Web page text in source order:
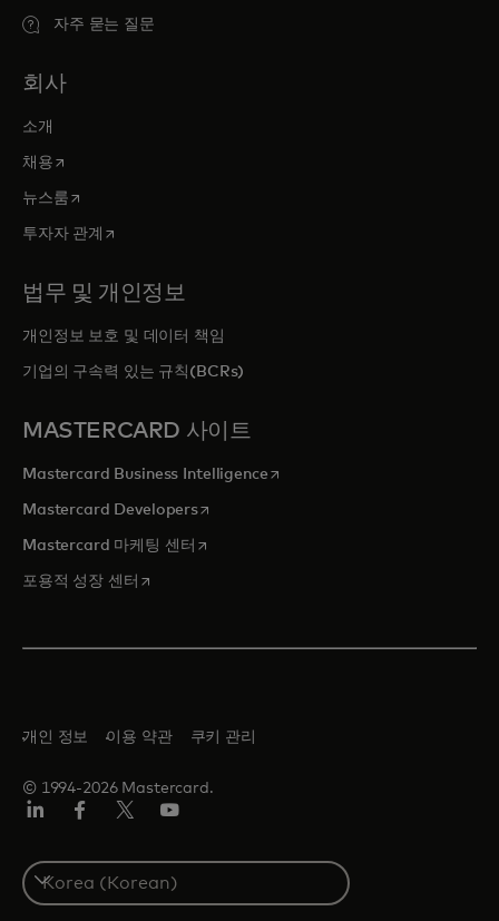
자주 묻는 질문
회사
소개
채용새 탭에서 열림
뉴스룸새 탭에서 열림
투자자 관계 새 탭에서 열림
법무 및 개인정보
개인정보 보호 및 데이터 책임
기업의 구속력 있는 규칙(BCRs)
MASTERCARD 사이트
Mastercard Business Intelligence새 탭에서 열림
Mastercard Developers새 탭에서 열림
Mastercard 마케팅 센터 새 탭에서 열림
포용적 성장 센터 새 탭에서 열림
© 1994-2026 Mastercard.
개인 정보 이용 약관 쿠키 관리
S
e
In
ook
터/
X
브